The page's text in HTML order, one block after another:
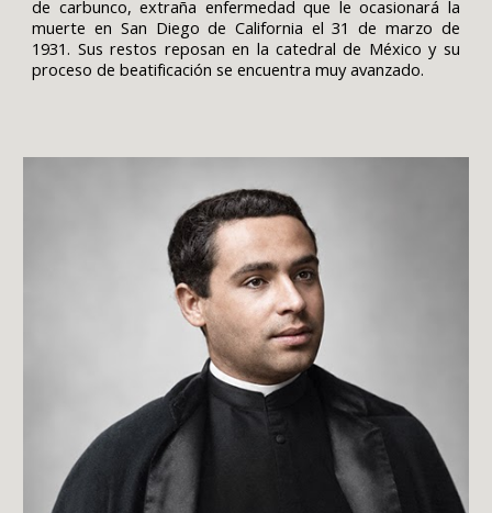
de carbunco, extraña enfermedad que le ocasionará la
muerte en San Diego de California el 31 de marzo de
1931. Sus restos reposan en la catedral de México y su
proceso de beatificación se encuentra muy avanzado.